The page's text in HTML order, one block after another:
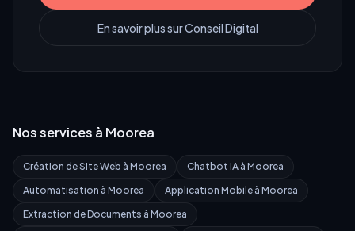
En savoir plus surConseil Digital
Nos services à Moorea
Création de Site Web à Moorea Chatbot IA à Moorea
Automatisation à Moorea Application Mobile à Moorea
Extraction de Documents à Moorea